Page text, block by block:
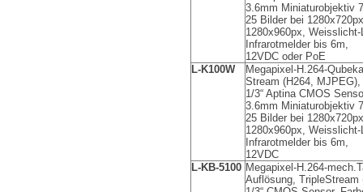
3.6mm Miniaturobjektiv
25 Bilder bei
1280x960px, Weisslicht-
Infrarotmelder bis 6m,
12VDC oder PoE
L-K100W
Megapixel-H.264-
Stream (H264,
1/3“ Aptina CMOS
3.6mm Miniaturobjektiv
25 Bilder bei
1280x960px, Weisslicht-
Infrarotmelder bis 6m,
12VDC
L-KB-5100 Megapixel-H.264-
Auflösung,